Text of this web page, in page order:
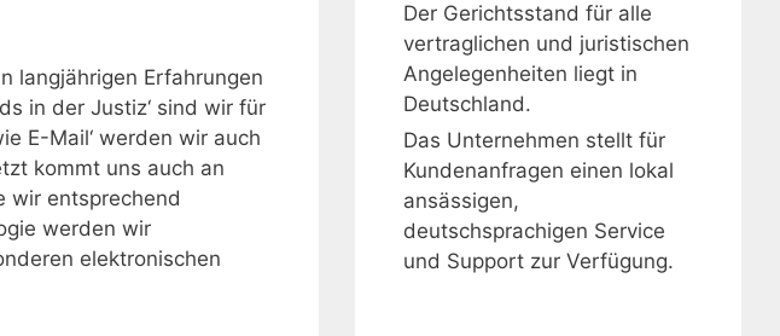
langjährigen Erfahrungen
in der Justiz‘ sind wir für
E-Mail‘ werden wir auch
kommt uns auch an
wir entsprechend
werden wir
elektronischen
Der Gerichtsstand für alle
vertraglichen und juristischen
Angelegenheiten liegt in
Deutschland.
Das Unternehmen stellt für
Kundenanfragen einen lokal
ansässigen,
deutschsprachigen Service
und Support zur Verfügung.